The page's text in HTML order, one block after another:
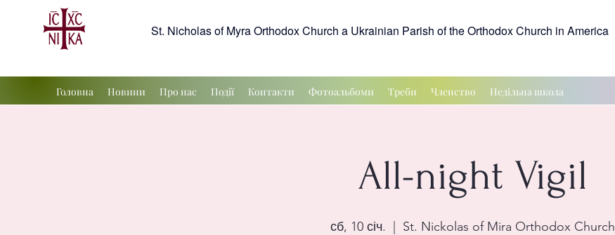
St. Nicholas of Myra Orthodox Church a Ukrainian Parish of the Orthodox Church in America
Головна Новини Про нас Події Контакти Фотоальбоми Треби Членство Недільна школа
All-night Vigil
сб, 10 січ. St. Nickolas of Mira Orthodox Church